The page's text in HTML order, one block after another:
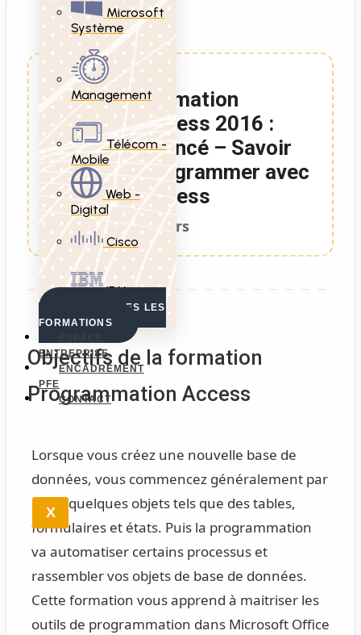
Microsoft
Système
Management
Télécom -
Mobile
Web -
Digital
Cisco
IBM
VOIR TOUTES LES
FORMATIONS
ENTREPRISE
ENCADREMENT
PFE
CONTACT
X
Formation
Access 2016 :
Avancé – Savoir
Programmer avec
Access
3 Jours
Objectifs de la formation
Programmation Access
Lorsque vous créez une nouvelle base de
données, vous commencez généralement par
créer quelques objets tels que des tables,
formulaires et états. Puis la programmation
va automatiser certains processus et
rassembler vos objets de base de données.
Cette formation vous apprend à maitriser les
outils de programmation dans Microsoft Office